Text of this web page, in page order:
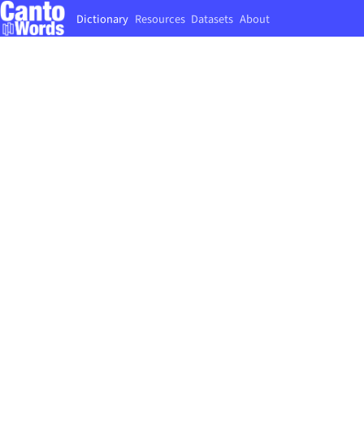
Dictionary Resources Datasets About